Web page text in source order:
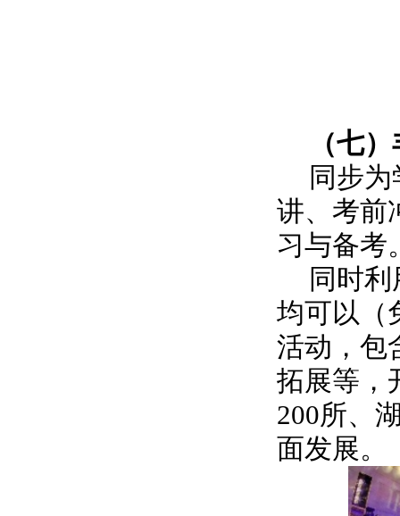
（七
同步
讲、考前
习与备考
同时
均可以（
活动，包
拓展等，
200所、
面发展。